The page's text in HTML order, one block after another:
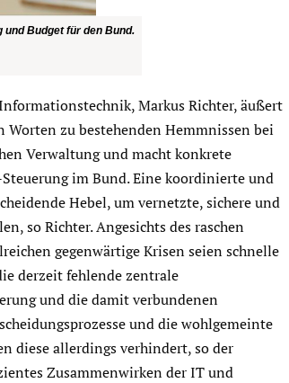
und Budget für den Bund.
Markus Richter, äußert
Worten zu bestehenden Hemmnissen bei
Verwaltung und macht konkrete
im Bund. Eine koordinierte und
Hebel, um vernetzte, sichere und
so Richter. Angesichts des raschen
gegenwärtige Krisen seien schnelle
derzeit fehlende zentrale
und die damit verbundenen
und die wohlgemeinte
diese allerdings verhindert, so der
Zusammenwirken der IT und